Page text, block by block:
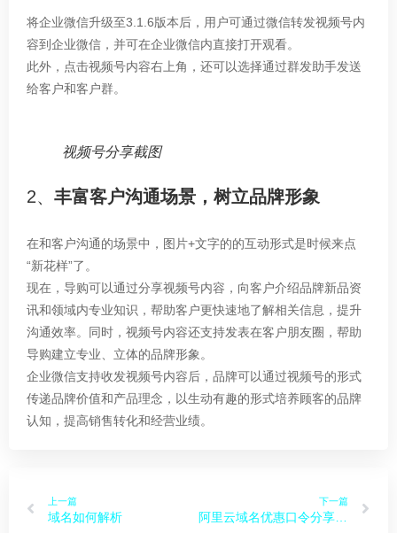
将企业微信升级至3.1.6版本后，用户可通过微信转发视频号内
容到企业微信，并可在企业微信内直接打开观看。
此外，点击视频号内容右上角，还可以选择通过群发助手发送
给客户和客户群。
视频号分享截图
2、 丰富客户沟通场景，树立品牌形象
在和客户沟通的场景中，图片+文字的的互动形式是时候来点
“新花样”了。
现在，导购可以通过分享视频号内容，向客户介绍品牌新品资
讯和领域内专业知识，帮助客户更快速地了解相关信息，提升
沟通效率。同时，视频号内容还支持发表在客户朋友圈，帮助
导购建立专业、立体的品牌形象。
企业微信支持收发视频号内容后，品牌可以通过视频号的形式
传递品牌价值和产品理念，以生动有趣的形式培养顾客的品牌
认知，提高销售转化和经营业绩。
上一篇
域名如何解析
下一篇
阿里云域名优惠口令分享，注册续费均可用
公司动态
网站签约动态 「小粉象」
07
站点Logo 在百度权益获取与使
13
常见问题
工信部短信核验 注意事项
12